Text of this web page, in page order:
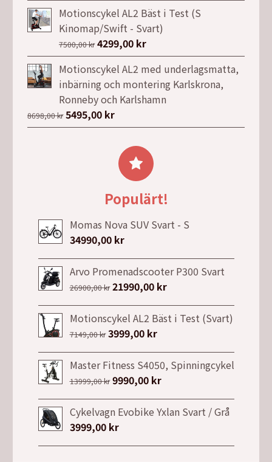
priset
var:
2059,00 kr.
priset
är:
1910,00 kr.
Motionscykel AL2 Bäst i Test (S
Kinomap/Swift - Svart)
7500,00kr Det
ursprungliga
priset
var:
7500,00 kr.
4299,00 krDet
nuvarande
priset
är:
4299,00 kr.
Motionscykel AL2 med underlagsmatta,
inbärning och montering Karlskrona,
Ronneby och Karlshamn
8698,00kr Det
ursprungliga
5495,00 krDet
nuvarande
priset
är:
5495,00 kr.
Populärt!
Momas Nova SUV Svart - S
34990,00 kr
Arvo Promenadscooter P300 Svart
26900,00kr Det
priset
var:
21990,00 krDet
priset
Motionscykel AL2 Bäst i Test (Svart)
7149,00kr Det
priset
var:
3999,00 krDet
priset
är:
Master Fitness S4050, Spinningcykel
13999,00kr Det
priset
var:
9990,00 krDet
priset
Cykelvagn Evobike Yxlan Svart / Grå
3999,00 kr